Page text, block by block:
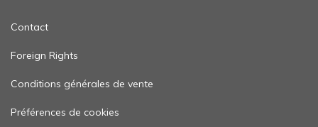
Contact
Foreign Rights
Conditions générales de vente
Préférences de cookies